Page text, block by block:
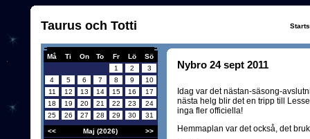
Taurus och Totti
Må Ti On To Fr Lö
Sö
1
2
3
4
5 6 7 8 9
10
11
12 13 14 15 16
17
18
19 20 21 22 23
24
25
26 27 28 29 30 31
<< Maj (2026)
>>
Nybro 24 sept 2011
Idag var det nästan-säsong-
nästa helg blir det en tripp till
inga fler officiella!
Hemmaplan var det också, det